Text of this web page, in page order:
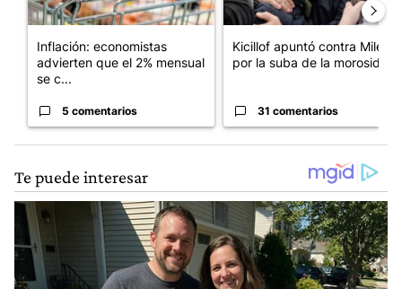
Inflación: economistas
advierten que el 2% mensual
se c...
5 comentarios
Kicillof apuntó contra Milei
por la suba de la morosida...
31 comentarios